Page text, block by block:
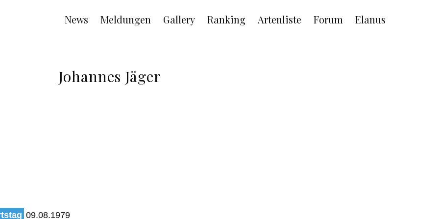
Main
navigation
News Meldungen Gallery Ranking Artenliste Forum Elanus
Johannes Jäger
09.08.1979